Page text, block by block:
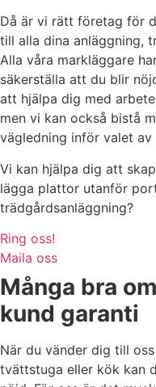
Då är vi rätt företag för
till alla dina anläggning,
Alla våra markläggare
säkerställa att du blir
att hjälpa dig med
men vi kan också bistå
vägledning inför valet av
Vi kan hjälpa dig att
lägga plattor utanför
trädgårdsanläggning?
Ring oss!
Maila oss
Många bra
kund garanti
När du vänder dig till
tvättstuga eller kök kan